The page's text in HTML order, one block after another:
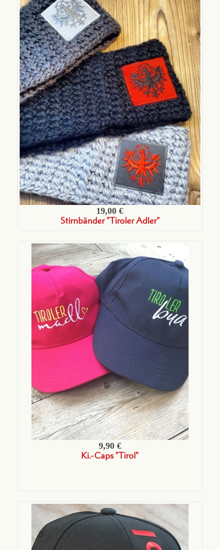
19,00 €
Stirnbänder "Tiroler Adler"
9,90 €
Ki.-Caps "Tirol"